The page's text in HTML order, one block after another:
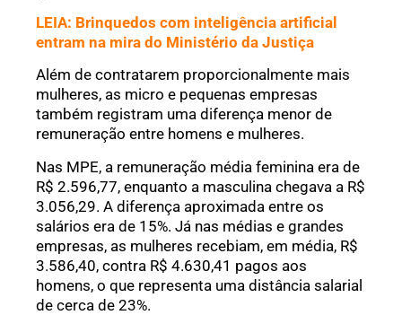
LEIA: Brinquedos com inteligência artificial
entram na mira do Ministério da Justiça
Além de contratarem proporcionalmente mais
mulheres, as micro e pequenas empresas
também registram uma diferença menor de
remuneração entre homens e mulheres.
Nas MPE, a remuneração média feminina era de
R$ 2.596,77, enquanto a masculina chegava a R$
3.056,29. A diferença aproximada entre os
salários era de 15%. Já nas médias e grandes
empresas, as mulheres recebiam, em média, R$
3.586,40, contra R$ 4.630,41 pagos aos
homens, o que representa uma distância salarial
de cerca de 23%.